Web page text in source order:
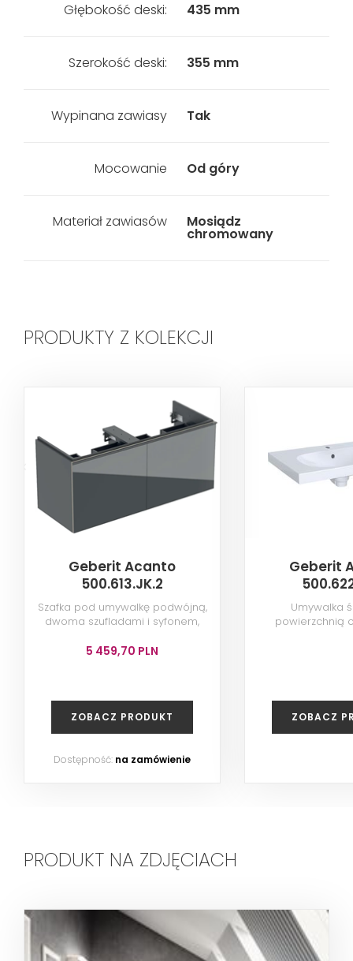
Głębokość deski: 435 mm
Szerokość deski: 355 mm
Wypinana zawiasy Tak
Mocowanie Od góry
Materiał zawiasów Mosiądz
chromowany
PRODUKTY Z KOLEKCJI
Geberit Acanto
500.613.JK.2
Szafka pod umywalkę podwójną,
dwoma szufladami i syfonem,
5 459,70 PLN
ZOBACZ PRODUKT
Dostępność: na zamówienie
Geberit
Umywalka
powierzchnią
ZOBACZ
PRODUKT NA ZDJĘCIACH